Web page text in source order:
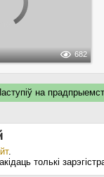
682
на
.
толькі